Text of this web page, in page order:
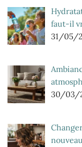
faut-il
31/05/
30/03/